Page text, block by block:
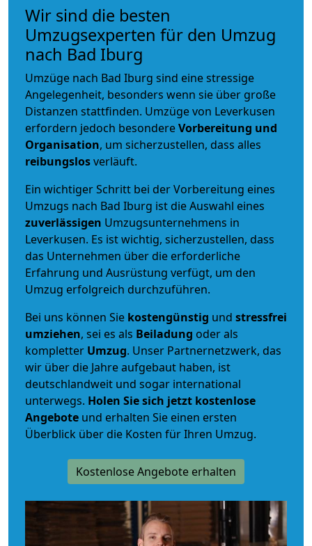
Wir sind die besten
Umzugsexperten für den Umzug
nach Bad Iburg
Umzüge nach Bad Iburg sind eine stressige
Angelegenheit, besonders wenn sie über große
Distanzen stattfinden. Umzüge von Leverkusen
erfordern jedoch besondereVorbereitung und
Organisation, um sicherzustellen, dass alles
reibungslosverläuft.
Ein wichtiger Schritt bei der Vorbereitung eines
Umzugs nach Bad Iburg ist die Auswahl eines
zuverlässigen Umzugsunternehmens in
Leverkusen. Es ist wichtig, sicherzustellen, dass
das Unternehmen über die erforderliche
Erfahrung und Ausrüstung verfügt, um den
Umzug erfolgreich durchzuführen.
Bei uns können Sie kostengünstig und stressfrei
umziehen, sei es als Beiladung oder als
kompletter Umzug. Unser Partnernetzwerk, das
wir über die Jahre aufgebaut haben, ist
deutschlandweit und sogar international
unterwegs. Holen Sie sich jetzt kostenlose
Angebote und erhalten Sie einen ersten
Überblick über die Kosten für Ihren Umzug.
Kostenlose Angebote erhalten